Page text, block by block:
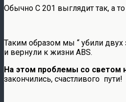
Обычно С 201 выглядит так, а
Таким образом мы “ убили двух
и вернули к жизни АВS.
На этом проблемы со светом
закончились, счастливого пути!